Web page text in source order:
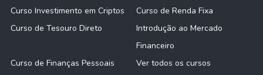
Curso Investimento em Criptos
Curso de Renda Fixa
Curso de Tesouro Direto
Introdução ao Mercado
Financeiro
Curso de Finanças Pessoais
Ver todos os cursos